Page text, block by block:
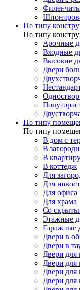
По типу
По типу
Арочные
Входные
Высокие
Двери
По типу
По типу
В дом с
В
В квартиру
В коттедж
Для
Для
Для офиса
Для храма
Со
Этажные
Гаражные
Двери в
Двери в
Двери для
Двери для
Двери для
Двери для